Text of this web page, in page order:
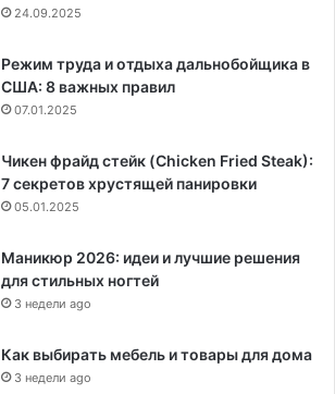
24.09.2025
Режим труда и отдыха дальнобойщика в
США: 8 важных правил
07.01.2025
Чикен фрайд стейк (Chicken Fried Steak):
7 секретов хрустящей панировки
05.01.2025
Маникюр 2026: идеи и лучшие решения
для стильных ногтей
3 недели ago
Как выбирать мебель и товары для дома
3 недели ago